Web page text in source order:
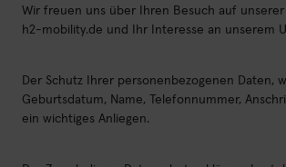
Technik
Unternehmen
Über uns
Warum Wasserstoff?
Wir freuen uns über Ihren Besuch auf
h2-mobility.de und Ihr Interesse an unserem
Der Schutz Ihrer personenbezogenen Daten,
Geburtsdatum, Name, Telefonnummer,
ein wichtiges Anliegen.